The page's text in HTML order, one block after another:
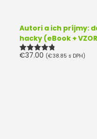
Autori a ich príjmy:
hacky (eBook +
Hodnotenie
€37.00 (€38.85 s DPH)